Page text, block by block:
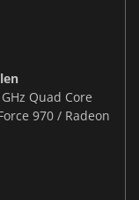
Quad Core
970 / Radeon